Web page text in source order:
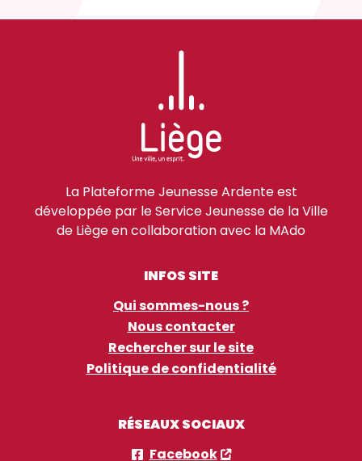
La Plateforme Jeunesse Ardente est
développée par le Service Jeunesse de la Ville
de Liège en collaboration avec la MAdo
INFOS SITE
Qui sommes-nous ?
Nous contacter
Rechercher sur le site
Politique de confidentialité
RÉSEAUX SOCIAUX
Facebook